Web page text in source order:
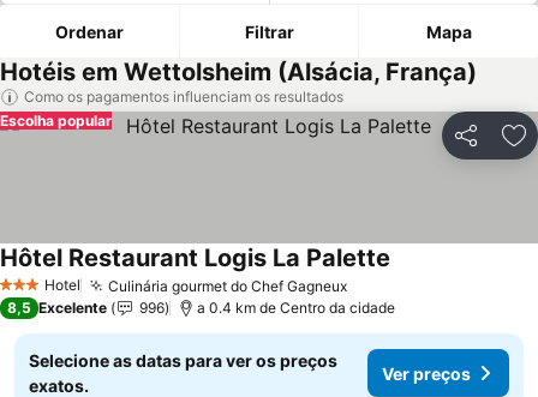
Ordenar Filtrar Mapa
Hotéis em Wettolsheim (Alsácia, França)
Como os pagamentos influenciam os resultados
Partilhar
Escolha popular
3 EstrelasHotel Culinária gourmet do Chef GagneuxVer preços
Hôtel Restaurant Logis La Palette
8,5 Excelente 996 a 0.4 km de Centro da cidade
Selecione as datas para ver os preços
exatos.
Ver preços